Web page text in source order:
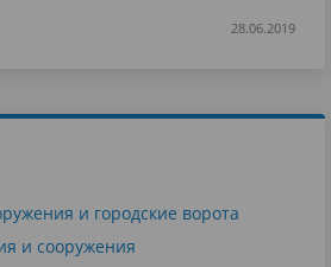
28.06.2019
и городские ворота
и сооружения